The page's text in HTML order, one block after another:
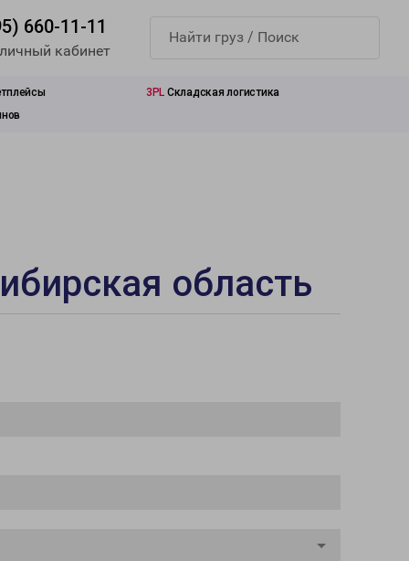
660-11-11
кабинет
3PL Складская логистика
область